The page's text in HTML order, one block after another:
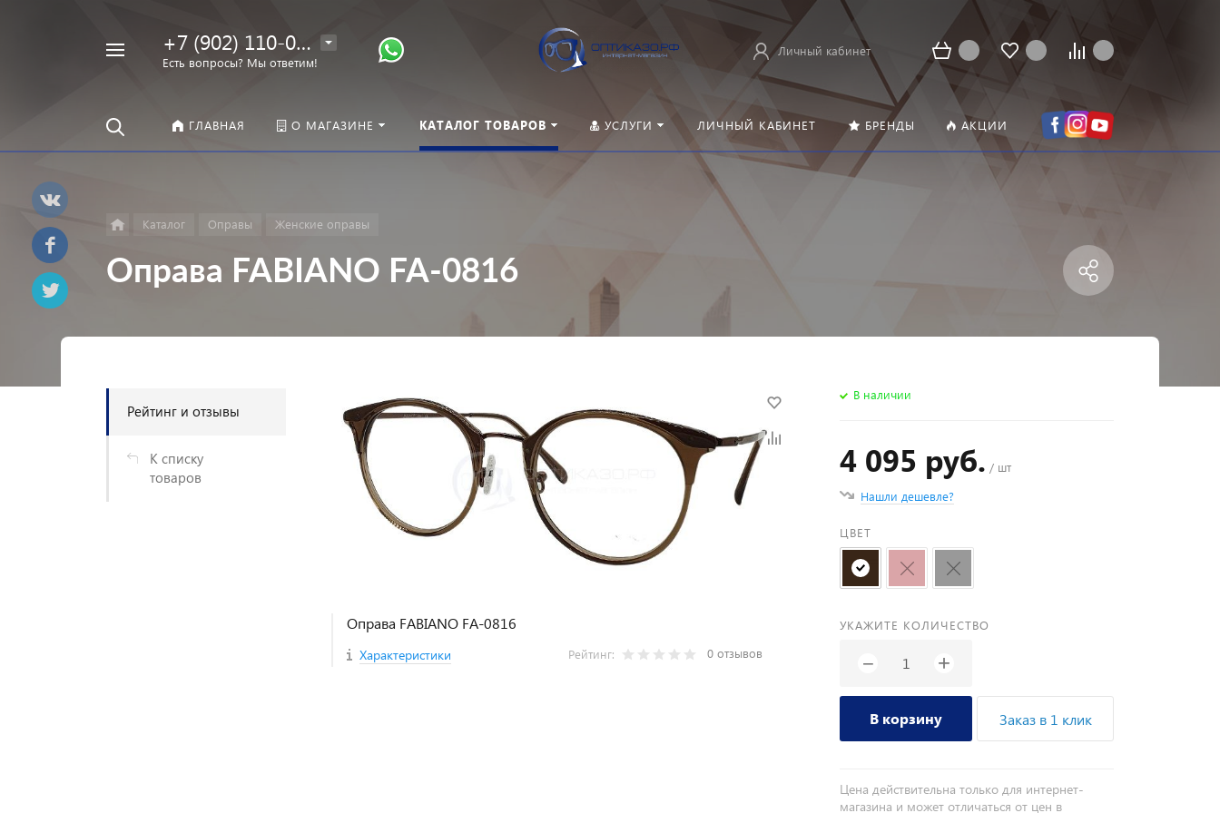
+7 (902) 110-00-22
Есть вопросы? Мы ответим!
Личный кабинет
ГЛАВНАЯ О МАГАЗИНЕ КАТАЛОГ ТОВАРОВ УСЛУГИ ЛИЧНЫЙ КАБИНЕТ БРЕНДЫ АКЦИИ
Каталог Оправы Женские оправы
Оправа FABIANO FA-0816
Рейтинг и отзывы
К списку
товаров
Оправа FABIANO FA-0816
Характеристики Рейтинг: 0 отзывов
В наличии
4 095 руб. / шт
Нашли дешевле?
ЦВЕТ
УКАЖИТЕ КОЛИЧЕСТВО
− +
В корзину Заказ в 1 клик
Цена действительна только для интернет-
магазина и может отличаться от цен в